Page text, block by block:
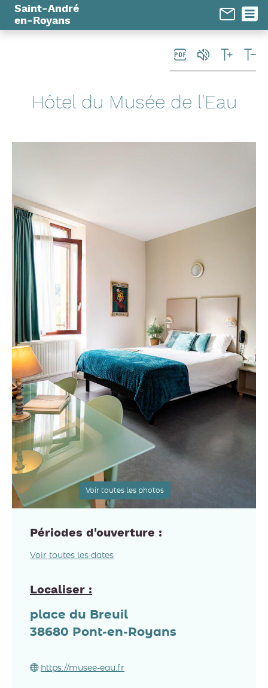
Saint-André
en-Royans
Hôtel du Musée de l'Eau
Voir toutes les photos
Périodes d'ouverture :
Voir toutes les dates
Localiser :
place du Breuil
38680 Pont-en-Royans
https://musee-eau.fr
Panneau de gestion des cookies